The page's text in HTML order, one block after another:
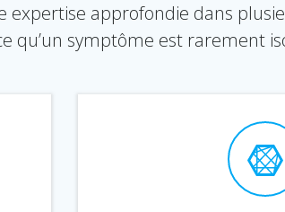
expertise approfondie dans
qu’un symptôme est rarement